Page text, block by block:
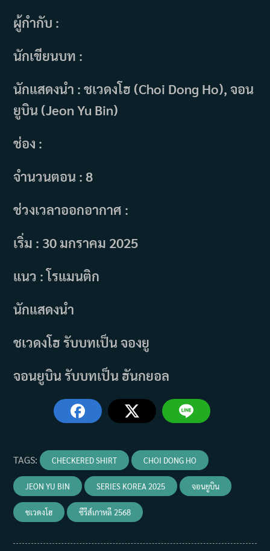
ผู้กำกับ :
นักเขียนบท :
นักแสดงนำ : ชเวดงโฮ (Choi Dong Ho), จอน
ยูบิน (Jeon Yu Bin)
ช่อง :
จำนวนตอน : 8
ช่วงเวลาออกอากาศ :
เริ่ม : 30 มกราคม 2025
แนว : โรแมนติก
นักแสดงนำ
ชเวดงโฮ รับบทเป็น จองยู
จอนยูบิน รับบทเป็น ฮันกยอล
TAGS: CHECKERED SHIRT CHOI DONG HO
JEON YU BIN SERIES KOREA 2025 จอนยูบิน
ชเวดงโฮ ซีรีส์เกาหลี 2568